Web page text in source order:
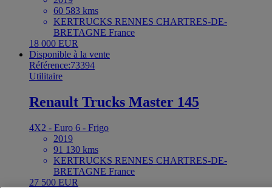
60 583 kms
KERTRUCKS RENNES CHARTRES-DE-
BRETAGNE France
18 000 EUR
Disponible à la vente
Référence:73394
Utilitaire
Renault Trucks Master 145
4X2 - Euro 6 - Frigo
2019
91 130 kms
KERTRUCKS RENNES CHARTRES-DE-
BRETAGNE France
27 500 EUR